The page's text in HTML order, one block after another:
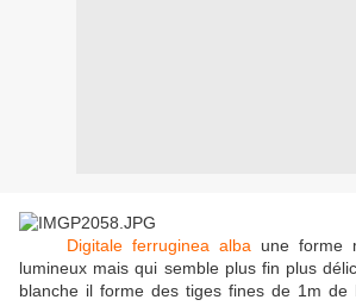
Digitale ferruginea alba une forme
lumineux mais qui semble plus fin plus
blanche il forme des tiges fines de 1m de